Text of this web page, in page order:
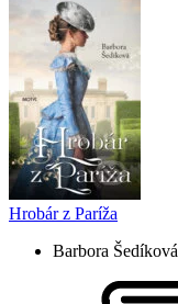
Hrobár z Paríža
Barbora Šedíková